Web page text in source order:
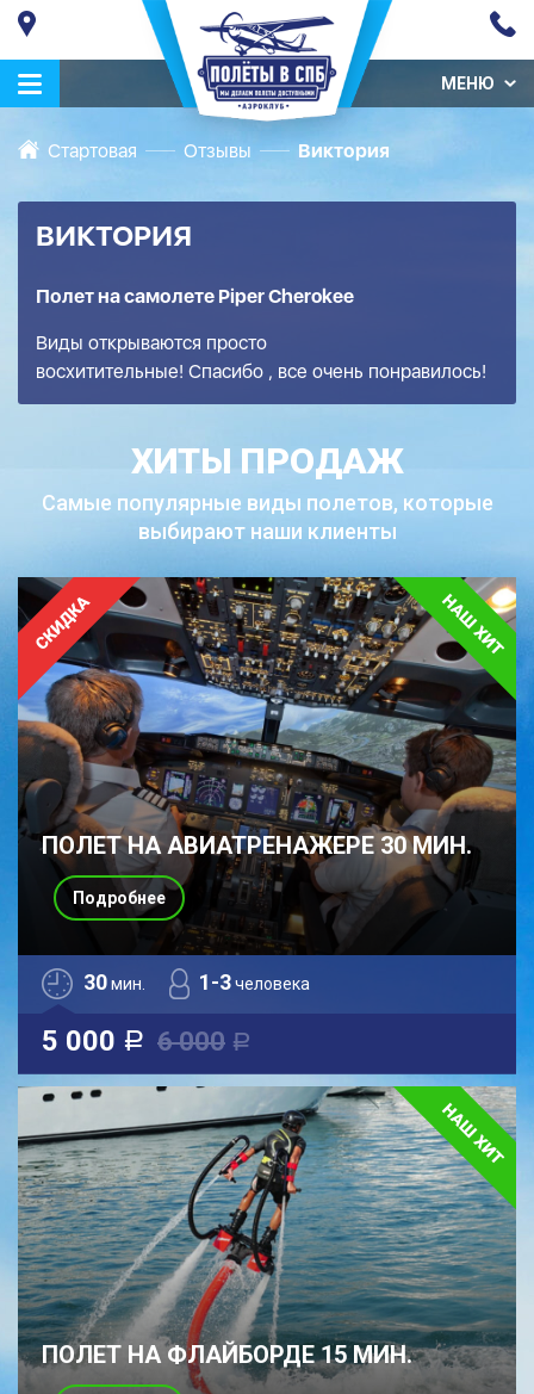
МЕНЮ
Стартовая Отзывы Виктория
ВИКТОРИЯ
Полет на самолете Piper Cherokee
Виды открываются просто
восхитительные! Спасибо , все очень понравилось!
ХИТЫ ПРОДАЖ
Самые популярные виды полетов, которые
выбирают наши клиенты
ПОЛЕТ НА АВИАТРЕНАЖЕРЕ 30 МИН.
30мин. 1-3человека
5 000 a 6 000 a
Подробнее
ПОЛЕТ НА ФЛАЙБОРДЕ 15 МИН.